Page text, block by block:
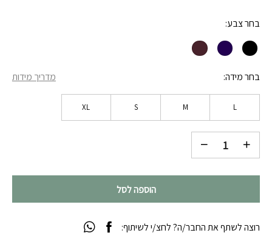
בחר צבע
בחר מידה מדריך מידות
L
M
S
XL
הוספה לסל
רוצה לשתף את החבר/ה? לחצ/י לשיתוף: